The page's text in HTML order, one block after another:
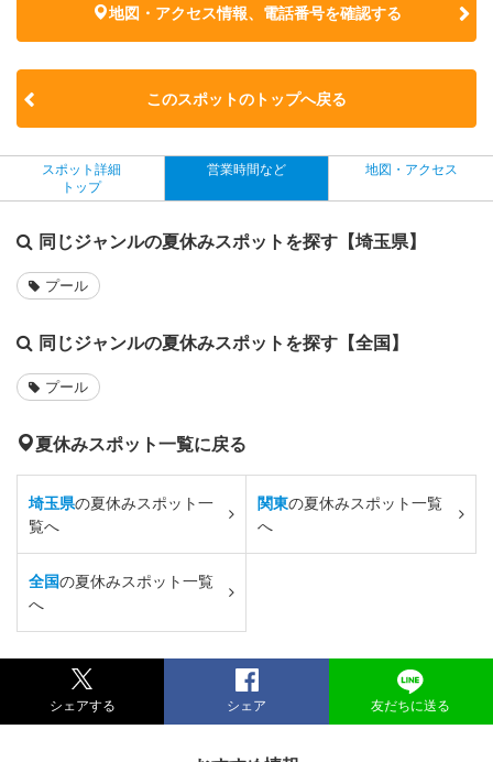
地図・アクセス情報、電話番号を確認する
このスポットのトップへ戻る
スポット詳細
トップ
営業時間など 地図・アクセス
同じジャンルの夏休みスポットを探す【埼玉県】
プール
同じジャンルの夏休みスポットを探す【全国】
プール
夏休みスポット一覧に戻る
埼玉県の夏休みスポット一
覧へ
関東の夏休みスポット一覧
へ
全国の夏休みスポット一覧
へ
シェアする シェア 友だちに送る